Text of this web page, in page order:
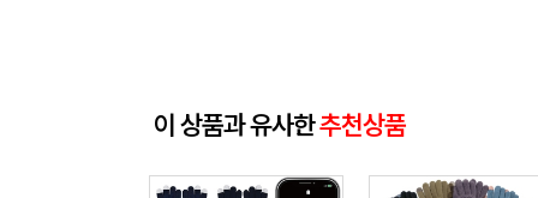
이 상품과 유사한추천상품